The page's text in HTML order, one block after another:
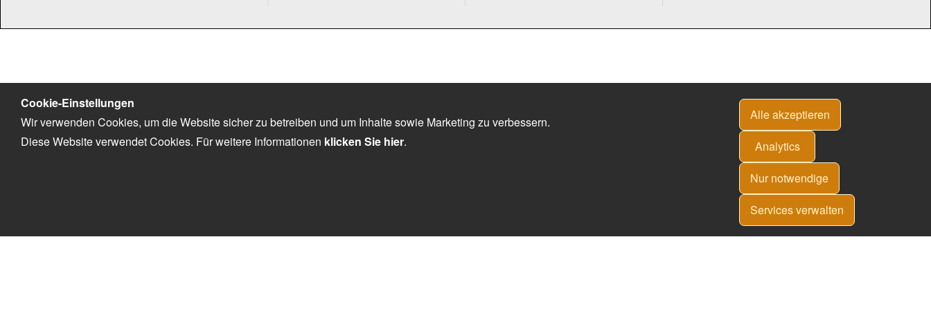
Cookie-Einstellungen
Wir verwenden Cookies, um die Website sicher zu betreiben und um Inhalte sowie Marketing zu verbessern.
Diese Website verwendet Cookies. Für weitere Informationen klicken Sie hier.
Alle akzeptieren
Analytics
Nur notwendige
Services verwalten